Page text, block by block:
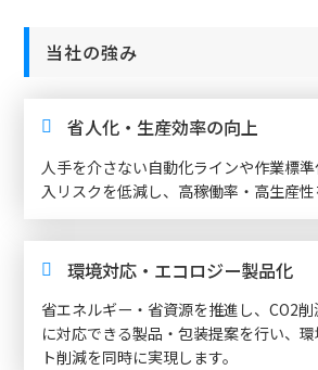
当社の強み
省人化・生産効率の向上
人手を介さない自動化ラインや作業標
入リスクを低減し、高稼働率・高生産性
環境対応・エコロジー製品化
省エネルギー・省資源を推進し、CO2
に対応できる製品・包装提案を行い、
ト削減を同時に実現します。